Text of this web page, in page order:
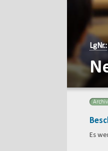
LgNr.:
Archiv
Es